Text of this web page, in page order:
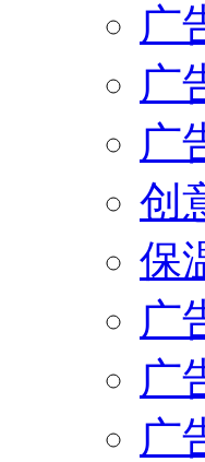
广
广
广
创
保
广
广
广